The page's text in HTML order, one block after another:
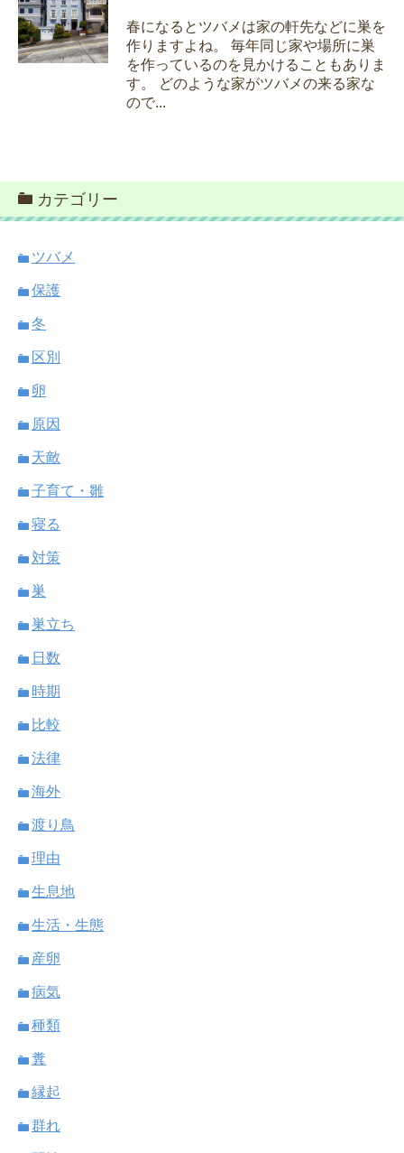
春になるとツバメは家の軒先などに巣を
作りますよね。 毎年同じ家や場所に巣
を作っているのを見かけることもありま
す。 どのような家がツバメの来る家な
ので...
カテゴリー
ツバメ
保護
冬
区別
卵
原因
天敵
子育て・雛
寝る
対策
巣
巣立ち
日数
時期
比較
法律
海外
渡り鳥
理由
生息地
生活・生態
産卵
病気
種類
糞
縁起
群れ